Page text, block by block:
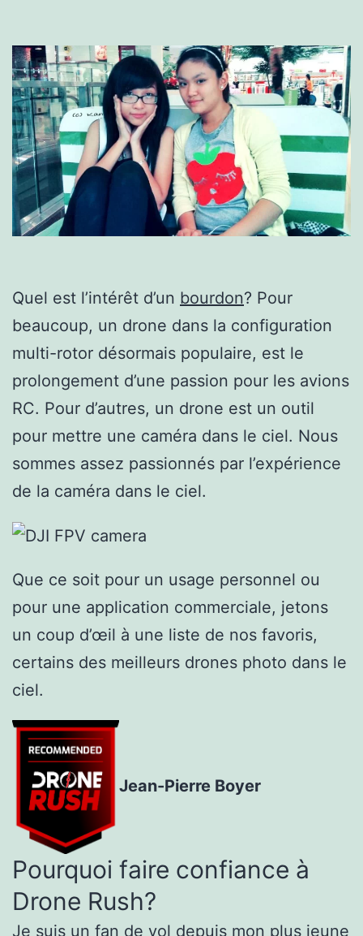
Quel est l’intérêt d’un bourdon? Pour
beaucoup, un drone dans la configuration
multi-rotor désormais populaire, est le
prolongement d’une passion pour les avions
RC. Pour d’autres, un drone est un outil
pour mettre une caméra dans le ciel. Nous
sommes assez passionnés par l’expérience
de la caméra dans le ciel.
Que ce soit pour un usage personnel ou
pour une application commerciale, jetons
un coup d’œil à une liste de nos favoris,
certains des meilleurs drones photo dans le
ciel.
Jean-Pierre Boyer
Pourquoi faire confiance à
Drone Rush?
Je suis un fan de vol depuis mon plus jeune